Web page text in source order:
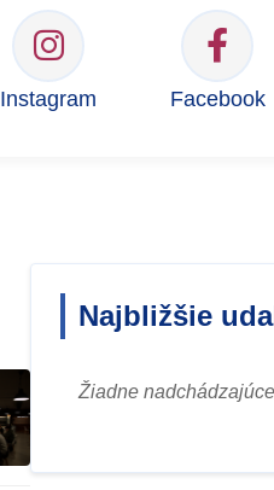
Instagram Facebook
Najbližšie
Žiadne